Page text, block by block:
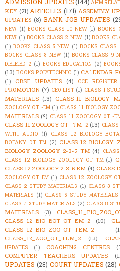
ADMISSION UPDATES (144) AHM
KEY (21) ARTICLES (171) ASSEMBLY
UPDATES (8) BANK JOB UPDATES
NEW (1) BOOKS CLASS 10 NEW (1) BOOKS
NEW (1) BOOKS CLASS 2 NEW (1) BOOKS
(1) BOOKS CLASS 5 NEW (1) BOOKS CLASS
BOOKS CLASS 8 NEW (1) BOOKS CLASS 9
D.ELE.ED 2 (1) BOOKS EDUCATION (2)
(13) BOOKS POLYTECHNIC (1) CALENDAR
(1)
CBSE UPDATES (4) CCE REGISTER
PROMOTION (7) CEO LIST (1) CLASS 1
MATERIALS (13) CLASS 11 BIOLOGY
ZOOLOGY OT -EM (1) CLASS 11 BIOLOGY
MATERIALS (9) CLASS 11 ZOOLOGY OT -
CLASS 11 ZOOLOGY OT -TM_2 (13)
WITH AUDIO (1) CLASS 12 BIOLOGY
BOTANY OT TM (2) CLASS 12 BIOLOGY
BIOLOGY ZOOLOGY 2-3-5 TM (4)
CLASS 12 BIOLOGY ZOOLOGY OT TM (1)
CLASS 12 ZOOLOGY 2-3-5 EM (4) CLASS
ZOOLOGY OT EM (1) CLASS 12 ZOOLOGY
CLASS 2 STUDY MATERIALS (1) CLASS 3
MATERIALS (1) CLASS 5 STUDY MATERIALS
CLASS 7 STUDY MATERIALS (2) CLASS 8
MATERIALS
(3)
CLASS_12_BIO_BOT_OT_EM_2
(10)
CLASS_12_BIO_ZOO_OT_TEM_2
CLASS_12_ZOO_OT_TEM_2
(13)
UPDATES
(1) COACHING CENTRES
COMPUTER TEACHERS UPDATES
UPDATES (28) COURT UPDATES (28)